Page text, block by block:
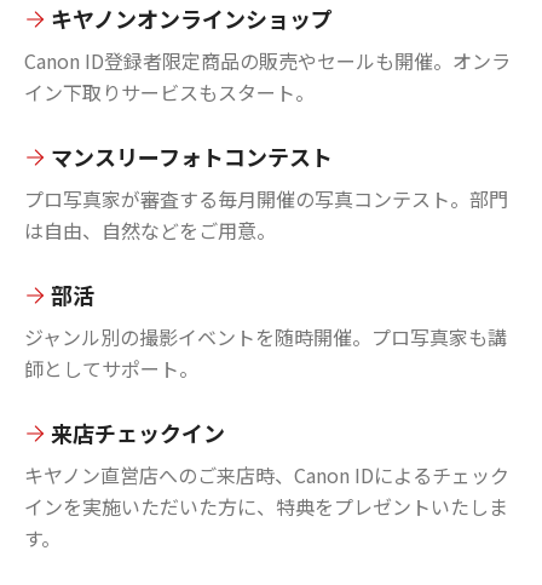
キヤノンオンラインショップ
Canon ID登録者限定商品の販売やセールも開催。オンラ
イン下取りサービスもスタート。
マンスリーフォトコンテスト
プロ写真家が審査する毎月開催の写真コンテスト。部門
は自由、自然などをご用意。
部活
ジャンル別の撮影イベントを随時開催。プロ写真家も講
師としてサポート。
来店チェックイン
キヤノン直営店へのご来店時、Canon IDによるチェック
インを実施いただいた方に、特典をプレゼントいたしま
す。